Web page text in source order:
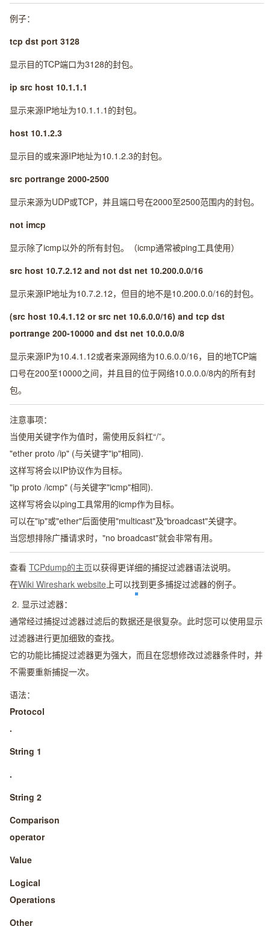
例子：
tcp dst port 3128
显示目的TCP端口为3128的封包。
ip src host 10.1.1.1
显示来源IP地址为10.1.1.1的封包。
host 10.1.2.3
显示目的或来源IP地址为10.1.2.3的封包。
src portrange 2000-2500
显示来源为UDP或TCP，并且端口号在2000至2500范围内的封包。
not imcp
显示除了icmp以外的所有封包。（icmp通常被ping工具使用）
src host 10.7.2.12 and not dst net 10.200.0.0/16
显示来源IP地址为10.7.2.12，但目的地不是10.200.0.0/16的封包。
(src host 10.4.1.12 or src net 10.6.0.0/16) and tcp dst
portrange 200-10000 and dst net 10.0.0.0/8
显示来源IP为10.4.1.12或者来源网络为10.6.0.0/16，目的地TCP端
口号在200至10000之间，并且目的位于网络10.0.0.0/8内的所有封
包。
注意事项：
当使用关键字作为值时，需使用反斜杠“/”。
"ether proto /ip" (与关键字"ip"相同).
这样写将会以IP协议作为目标。
"ip proto /icmp" (与关键字"icmp"相同).
这样写将会以ping工具常用的icmp作为目标。
可以在"ip"或"ether"后面使用"multicast"及"broadcast"关键字。
当您想排除广播请求时，"no broadcast"就会非常有用。
查看 TCPdump的主页以获得更详细的捕捉过滤器语法说明。
在Wiki Wireshark website 上可以找到更多捕捉过滤器的例子。
2. 显示过滤器：
通常经过捕捉过滤器过滤后的数据还是很复杂。此时您可以使用显示
过滤器进行更加细致的查找。
它的功能比捕捉过滤器更为强大，而且在您想修改过滤器条件时，并
不需要重新捕捉一次。
语法：
Protocol
.
String 1
.
String 2
Comparison
operator
Value
Logical
Operations
Other